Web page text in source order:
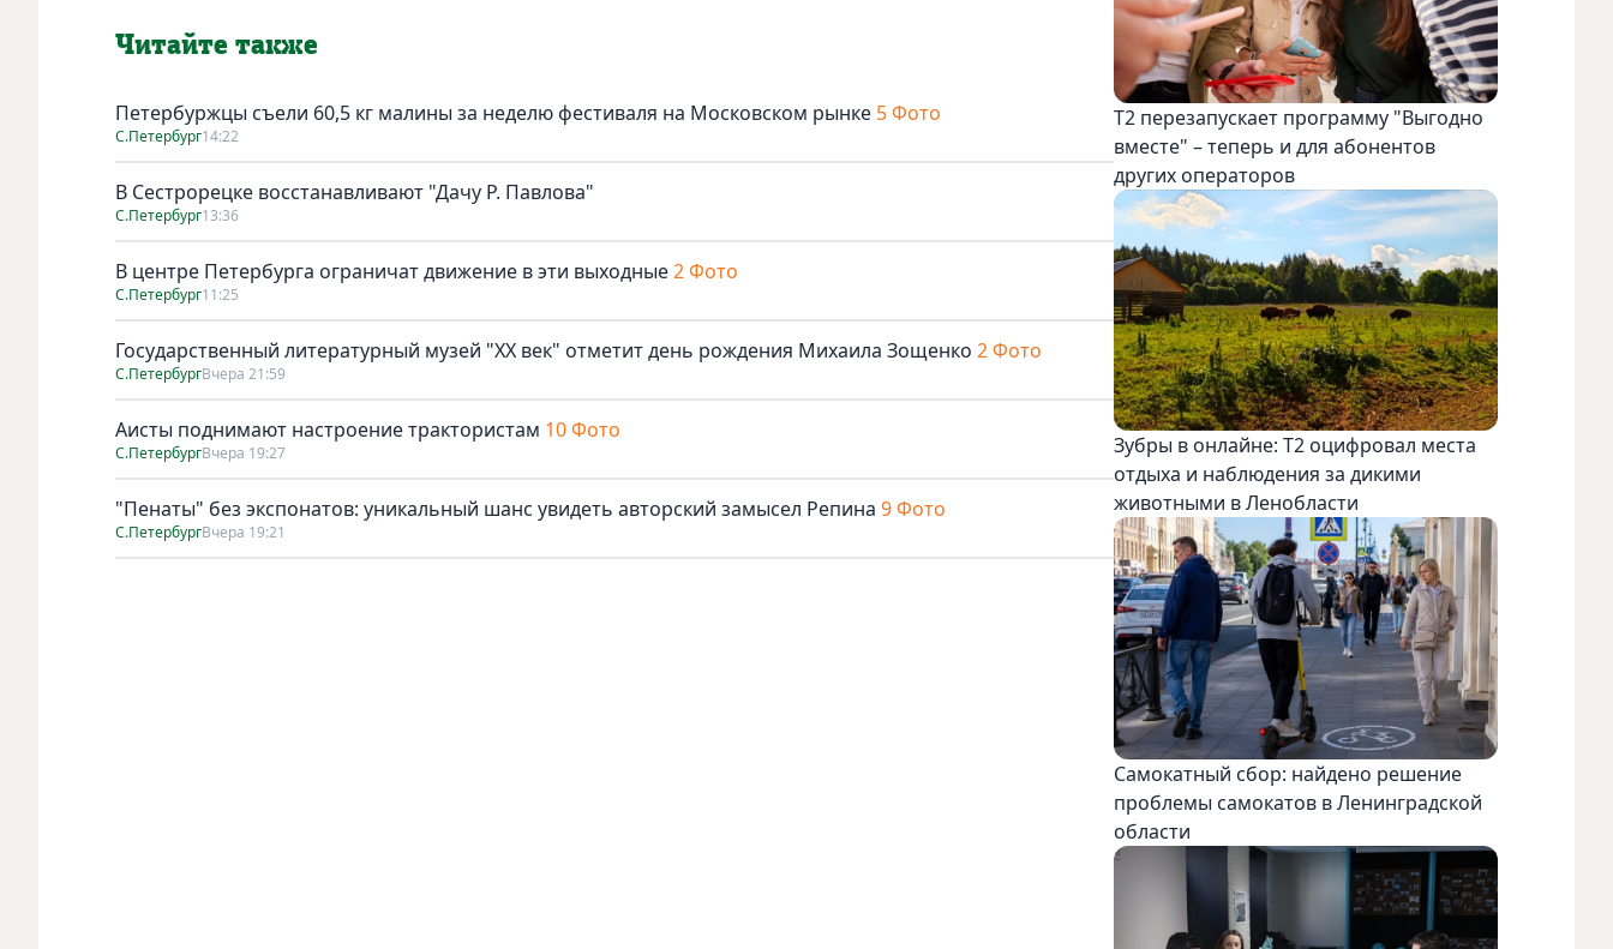
Читайте также
Петербуржцы съели 60,5 кг малины за неделю фестиваля на Московском рынке 5 Фото
С.Петербург14:22
В Сестрорецке восстанавливают "Дачу Р. Павлова"
С.Петербург13:36
В центре Петербурга ограничат движение в эти выходные2 Фото
С.Петербург11:25
Государственный литературный музей "ХХ век" отметит день рождения Михаила Зощенко 2 Фото
С.ПетербургВчера 21:59
Аисты поднимают настроение трактористам 10 Фото
С.ПетербургВчера 19:27
"Пенаты" без экспонатов: уникальный шанс увидеть авторский замысел Репина 9 Фото
С.ПетербургВчера 19:21
Т2 перезапускает программу "Выгодно
вместе" – теперь и для абонентов
других операторов
Зубры в онлайне: Т2 оцифровал места
отдыха и наблюдения за дикими
животными в Ленобласти
Самокатный сбор: найдено решение
проблемы самокатов в Ленинградской
области